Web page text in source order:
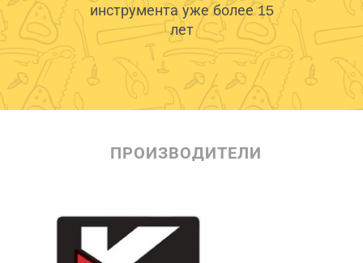
инструмента уже более 15
лет
ПРОИЗВОДИТЕЛИ